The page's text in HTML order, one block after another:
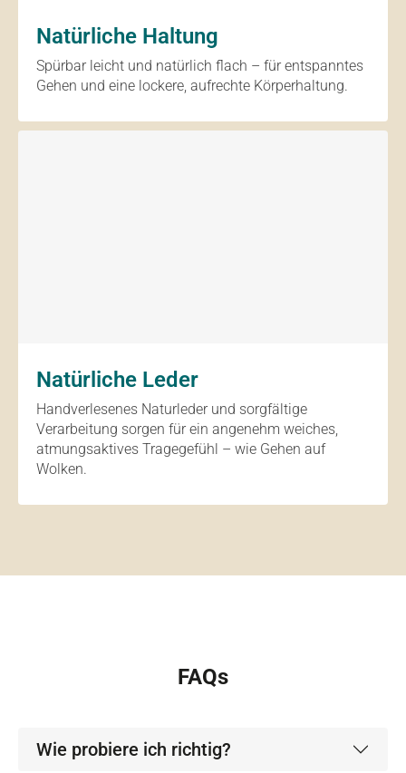
Natürliche Haltung
Spürbar leicht und natürlich flach – für entspanntes
Gehen und eine lockere, aufrechte Körperhaltung.
Natürliche Leder
Handverlesenes Naturleder und sorgfältige
Verarbeitung sorgen für ein angenehm weiches,
atmungsaktives Tragegefühl – wie Gehen auf
Wolken.
FAQs
Wie probiere ich richtig?